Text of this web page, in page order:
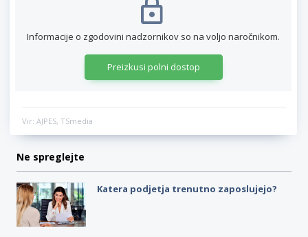
Informacije o zgodovini nadzornikov so na voljo naročnikom.
Preizkusi polni dostop
Vir: AJPES, TSmedia
Ne spreglejte
Katera podjetja trenutno zaposlujejo?